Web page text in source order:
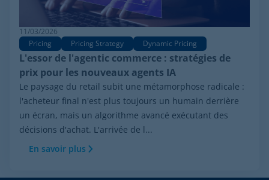
11/03/2026
Pricing
Pricing Strategy Dynamic Pricing
L'essor de l'agentic commerce : stratégies de
prix pour les nouveaux agents IA
Le paysage du retail subit une métamorphose radicale :
l'acheteur final n'est plus toujours un humain derrière
un écran, mais un algorithme avancé exécutant des
décisions d'achat. L'arrivée de l...
En savoir plus